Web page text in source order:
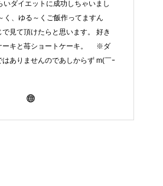
いダイエットに成功しちゃいまし
く、ゆる～くご飯作ってますん
見て頂けたらと思います。 好き
ーキと苺ショートケーキ。 ※ダ
はありませんのであしからず m(￣ｰ